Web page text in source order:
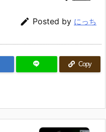
 Posted by にっち
Copy